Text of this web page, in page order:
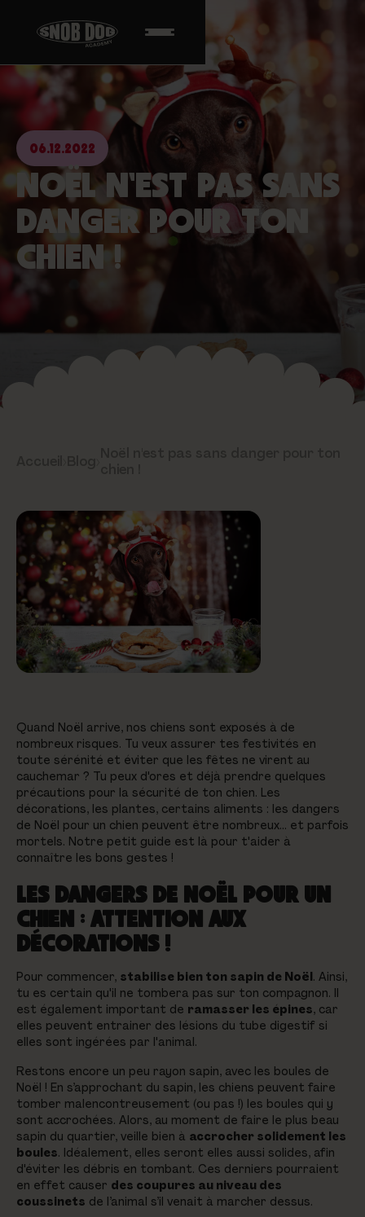
06.12.2022
NOËL N'EST PAS SANS
DANGER POUR TON
CHIEN !
Quand Noël arrive, nos chiens sont exposés à de
nombreux risques. Tu veux assurer tes festivités en
toute sérénité et éviter que les fêtes ne virent au
cauchemar ? Tu peux d'ores et déjà prendre quelques
précautions pour la sécurité de ton chien. Les
décorations, les plantes, certains aliments : les dangers
de Noël pour un chien peuvent être nombreux… et parfois
mortels. Notre petit guide est là pour t'aider à
connaître les bons gestes !
LES DANGERS DE NOËL POUR UN
CHIEN : ATTENTION AUX
DÉCORATIONS !
Pour commencer, stabilise bien ton sapin de Noël. Ainsi,
tu es certain qu'il ne tombera pas sur ton compagnon. Il
est également important de ramasser les épines, car
elles peuvent entrainer des lésions du tube digestif si
elles sont ingérées par l'animal.
Restons encore un peu rayon sapin, avec les boules de
Noël ! En s’approchant du sapin, les chiens peuvent faire
tomber malencontreusement (ou pas !) les boules qui y
sont accrochées. Alors, au moment de faire le plus beau
sapin du quartier, veille bien à accrocher solidement les
boules. Idéalement, elles seront elles aussi solides, afin
d'éviter les débris en tombant. Ces derniers pourraient
en effet causer des coupures au niveau des
coussinets de l’animal s’il venait à marcher dessus.